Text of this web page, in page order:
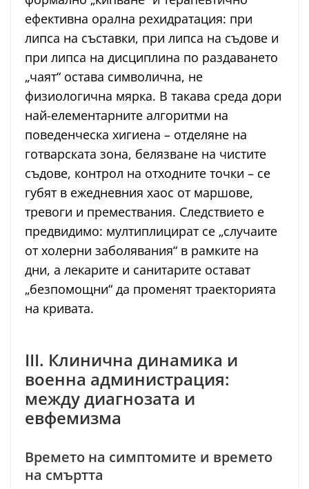
ефективна орална рехидратация: при
липса на съставки, при липса на съдове и
при липса на дисциплина по раздаването
„чаят“ остава символична, не
физиологична мярка. В такава среда дори
най-елементарните алгоритми на
поведенческа хигиена – отделяне на
готварската зона, белязване на чистите
съдове, контрол на отходните точки – се
губят в ежедневния хаос от маршове,
тревоги и премествания. Следствието е
предвидимо: мултиплицират се „случаите
от холерни заболявания“ в рамките на
дни, а лекарите и санитарите остават
„безпомощни“ да променят траекторията
на кривата.
III. Клинична динамика и
военна администрация:
между диагнозата и
евфемизма
Времето на симптомите и времето
на смъртта